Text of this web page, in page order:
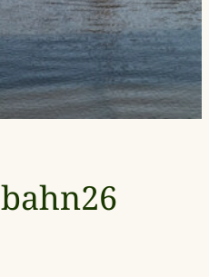
bahn26